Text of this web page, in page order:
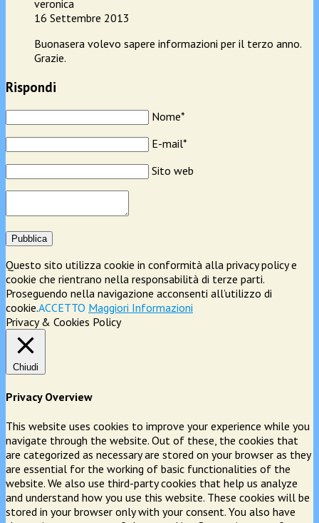
veronica
16 Settembre 2013
Buonasera volevo sapere informazioni per il terzo anno.
Grazie.
Rispondi
Nome*
E-mail*
Sito web
Pubblica
Questo sito utilizza cookie in conformità alla privacy policy e
cookie che rientrano nella responsabilità di terze parti.
Proseguendo nella navigazione acconsenti all’utilizzo di
cookie.ACCETTO Maggiori Informazioni
Privacy & Cookies Policy
Chiudi
Privacy Overview
This website uses cookies to improve your experience while you
navigate through the website. Out of these, the cookies that
are categorized as necessary are stored on your browser as they
are essential for the working of basic functionalities of the
website. We also use third-party cookies that help us analyze
and understand how you use this website. These cookies will be
stored in your browser only with your consent. You also have